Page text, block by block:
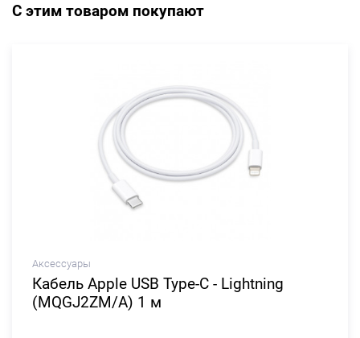
С этим товаром покупают
Аксессуары
Кабель Apple USB Type-C - Lightning
(MQGJ2ZM/A) 1 м